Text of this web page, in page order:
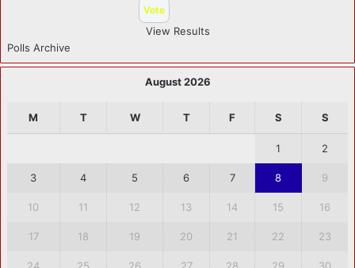
View Results
Polls Archive
August 2026
M T W T F S S
1 2
3 4 5 6 7 8 9
10 11 12 13 14 15 16
17 18 19 20 21 22 23